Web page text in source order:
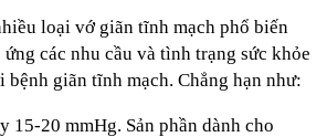
loại vớ giãn tĩnh mạch phổ biến
các nhu cầu và tình trạng sức khỏe
bệnh giãn tĩnh mạch. Chẳng hạn như:
15-20 mmHg. Sản phần dành cho